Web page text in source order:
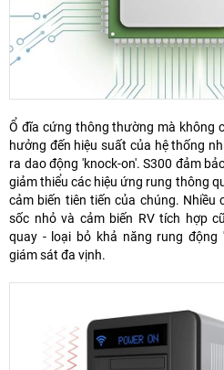
Ổ đĩa cứng thông thường mà không
hưởng đến hiệu suất của hệ thống
ra dao động 'knock-on'. S300 đảm
giảm thiểu các hiệu ứng rung thông
cảm biến tiên tiến của chúng. Nhiều
sốc nhỏ và cảm biến RV tích hợp
quay - loại bỏ khả năng rung động
giám sát đa vịnh.